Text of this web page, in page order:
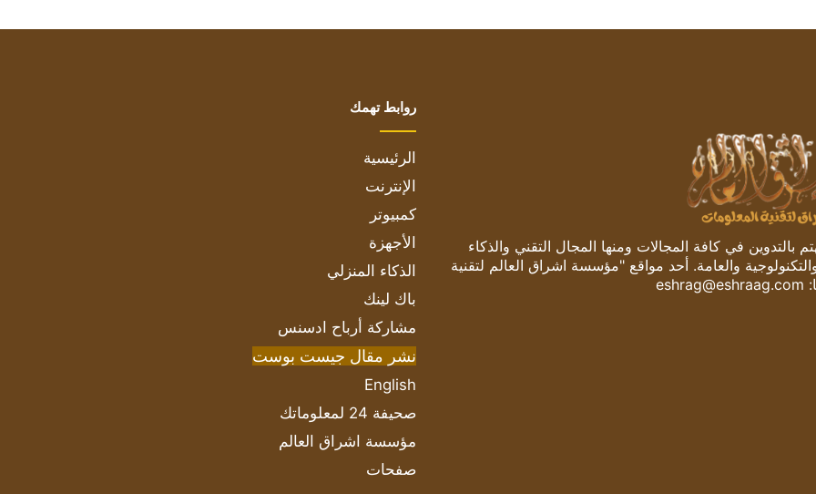
في كافة المجالات ومنها المجال التقني والذكاء
والعامة. أحد مواقع "مؤسسة اشراق العالم لتقنية
eshrag@eshraag.com
روابط تهمك
الرئيسية
الإنترنت
كمبيوتر
الأجهزة
الذكاء المنزلي
باك لينك
مشاركة أرباح ادسنس
نشر مقال جيست بوست
English
صحيفة 24 لمعلوماتك
مؤسسة اشراق العالم
صفحات